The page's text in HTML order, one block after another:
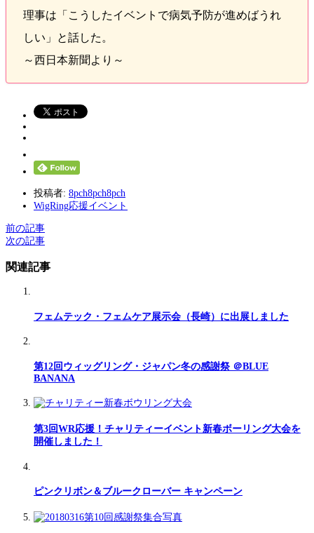
理事は「こうしたイベントで病気予防が進めばうれ
しい」と話した。
～西日本新聞より～
投稿者: 8pch8pch8pch
WigRing応援イベント
前の記事
次の記事
関連記事
フェムテック・フェムケア展示会（長崎）に出展しました
第12回ウィッグリング・ジャパン冬の感謝祭 ＠BLUE
BANANA
第3回WR応援！チャリティーイベント新春ボーリング大会を
開催しました！
ピンクリボン＆ブルークローバー キャンペーン